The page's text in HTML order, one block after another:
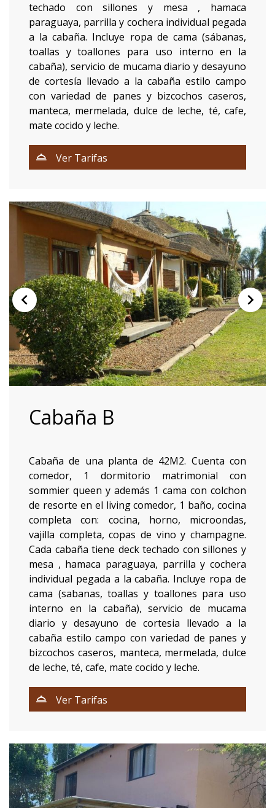
techado con sillones y mesa , hamaca
paraguaya, parrilla y cochera individual pegada
a la cabaña. Incluye ropa de cama (sábanas,
toallas y toallones para uso interno en la
cabaña), servicio de mucama diario y desayuno
de cortesía llevado a la cabaña estilo campo
con variedad de panes y bizcochos caseros,
manteca, mermelada, dulce de leche, té, cafe,
mate cocido y leche.
Ver Tarifas
Cabaña B
Cabaña de una planta de 42M2. Cuenta con
comedor, 1 dormitorio matrimonial con
sommier queen y además 1 cama con colchon
de resorte en el living comedor, 1 baño, cocina
completa con: cocina, horno, microondas,
vajilla completa, copas de vino y champagne.
Cada cabaña tiene deck techado con sillones y
mesa , hamaca paraguaya, parrilla y cochera
individual pegada a la cabaña. Incluye ropa de
cama (sabanas, toallas y toallones para uso
interno en la cabaña), servicio de mucama
diario y desayuno de cortesia llevado a la
cabaña estilo campo con variedad de panes y
bizcochos caseros, manteca, mermelada, dulce
de leche, té, cafe, mate cocido y leche.
Ver Tarifas